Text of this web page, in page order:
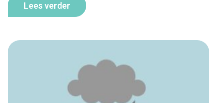
Lees verder